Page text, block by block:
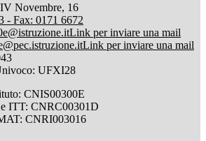
Novembre, 16
- Fax: 0171 6672
Link per inviare una mail
Link per inviare una mail
UFXI28
CNIS00300E
ITT: CNRC00301D
CNRI003016